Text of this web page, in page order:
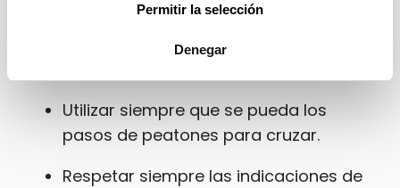
Permitir la selección
Denegar
años), ir siempre de la mano de un
adulto y preferiblemente por el lado
Utilizar siempre que se pueda los
pasos de peatones para cruzar.
Respetar siempre las indicaciones de